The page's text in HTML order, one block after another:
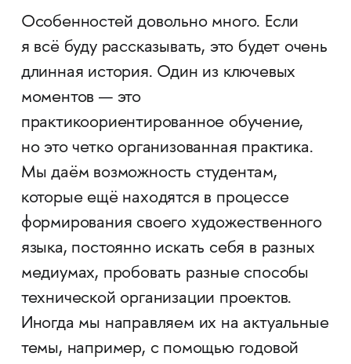
Особенностей довольно много. Если
я всё буду рассказывать, это будет очень
длинная история. Один из ключевых
моментов — это
практикоориентированное обучение,
но это четко организованная практика.
Мы даём возможность студентам,
которые ещё находятся в процессе
формирования своего художественного
языка, постоянно искать себя в разных
медиумах, пробовать разные способы
технической организации проектов.
Иногда мы направляем их на актуальные
темы, например, с помощью годовой